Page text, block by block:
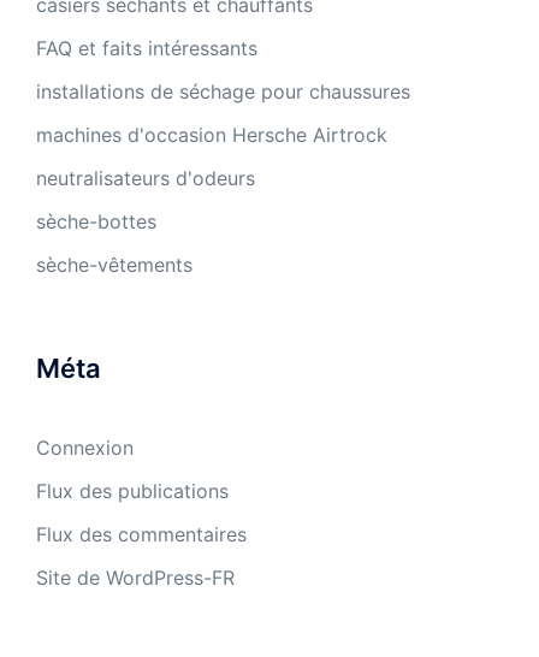
casiers séchants et chauffants
FAQ et faits intéressants
installations de séchage pour chaussures
machines d'occasion Hersche Airtrock
neutralisateurs d'odeurs
sèche-bottes
sèche-vêtements
Méta
Connexion
Flux des publications
Flux des commentaires
Site de WordPress-FR